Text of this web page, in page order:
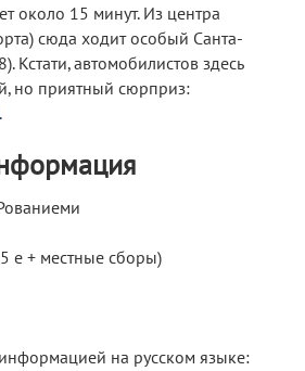
около 15 минут. Из центра
сюда ходит особый Санта-
Кстати, автомобилистов здесь
но приятный сюрприз:
.
e + местные сборы)
на русском языке: